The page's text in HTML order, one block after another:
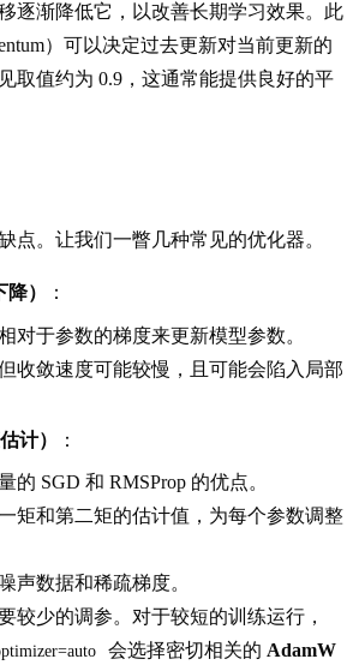
逐渐降低它，以改善长期学习效果。此
）可以决定过去更新对当前更新的
取值约为 0.9，这通常能提供良好的平
点。让我们一瞥几种常见的优化器。
） ：
对于参数的梯度来更新模型参数。
收敛速度可能较慢，且可能会陷入局部
计） ：
的 SGD 和 RMSProp 的优点。
矩和第二矩的估计值，为每个参数调整
声数据和稀疏梯度。
较少的调参。对于较短的训练运行，
会选择密切相关的 AdamW